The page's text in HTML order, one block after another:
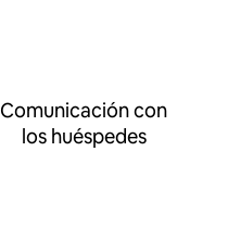
Comunicación con
los huéspedes